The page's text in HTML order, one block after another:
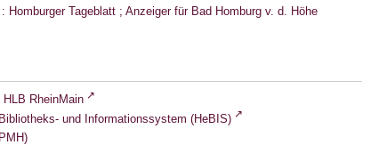
: Homburger Tageblatt ; Anzeiger für Bad Homburg v. d. Höhe
RheinMain
und Informationssystem (HeBIS)